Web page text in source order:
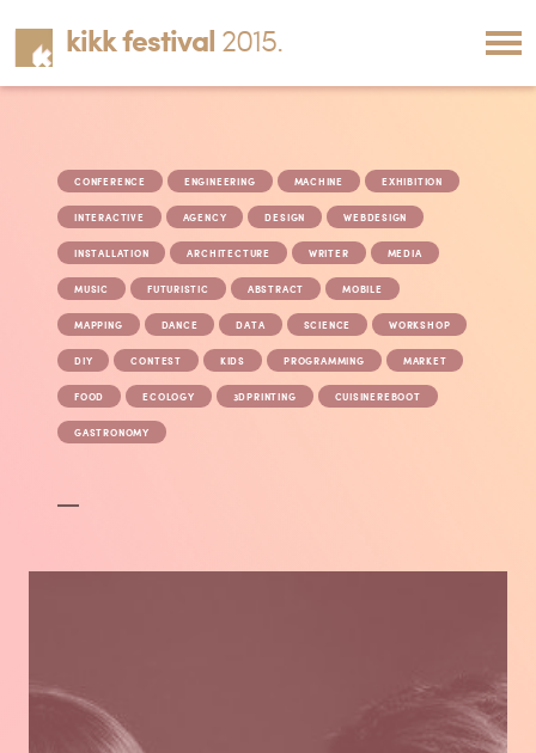
kikk festival 2015.
CONFERENCE ENGINEERING MACHINE EXHIBITION
INTERACTIVE AGENCY DESIGN WEBDESIGN
INSTALLATION ARCHITECTURE WRITER MEDIA
MUSIC FUTURISTIC ABSTRACT MOBILE
MAPPING DANCE DATA SCIENCE WORKSHOP
DIY CONTEST KIDS PROGRAMMING MARKET
FOOD ECOLOGY 3DPRINTING CUISINEREBOOT
GASTRONOMY